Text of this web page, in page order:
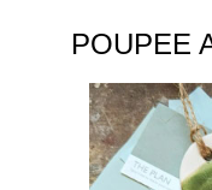
POUPEE